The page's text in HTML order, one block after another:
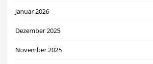
Januar 2026
Dezember 2025
November 2025